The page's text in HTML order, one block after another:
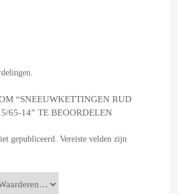
“SNEEUWKETTINGEN RUD
65-14” TE BEOORDELEN
gepubliceerd. Vereiste velden zijn